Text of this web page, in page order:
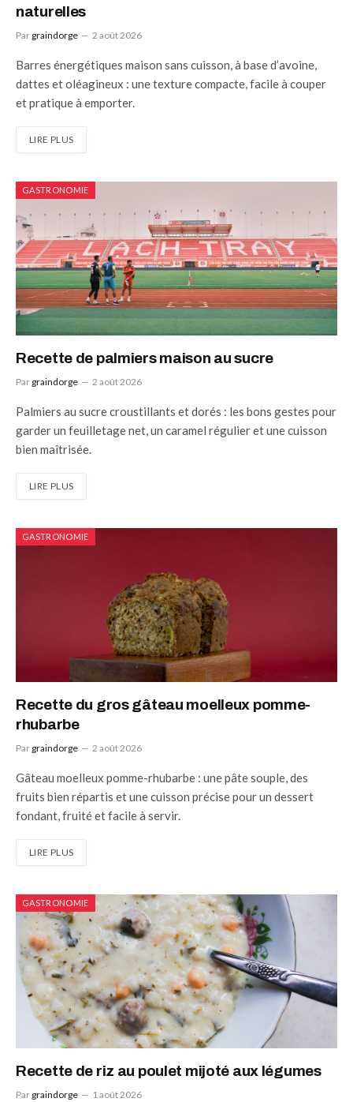
naturelles
Par graindorge 2 août 2026
Barres énergétiques maison sans cuisson, à base d’avoine,
dattes et oléagineux : une texture compacte, facile à couper
et pratique à emporter.
LIRE PLUS
GASTRONOMIE
Recette de palmiers maison au sucre
Par graindorge 2 août 2026
Palmiers au sucre croustillants et dorés : les bons gestes pour
garder un feuilletage net, un caramel régulier et une cuisson
bien maîtrisée.
LIRE PLUS
GASTRONOMIE
Recette du gros gâteau moelleux pomme-
rhubarbe
Par graindorge 2 août 2026
Gâteau moelleux pomme-rhubarbe : une pâte souple, des
fruits bien répartis et une cuisson précise pour un dessert
fondant, fruité et facile à servir.
LIRE PLUS
GASTRONOMIE
Recette de riz au poulet mijoté aux légumes
Par graindorge 1 août 2026